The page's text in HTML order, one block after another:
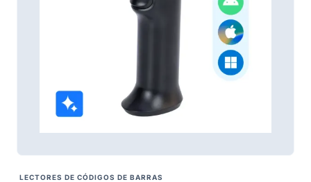
LECTORES DE CÓDIGOS DE BARRAS